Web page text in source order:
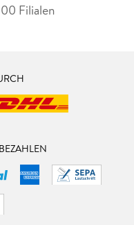
Filialen